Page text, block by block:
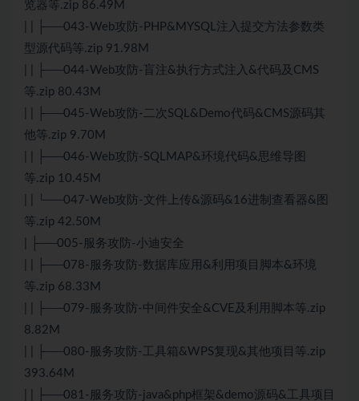
览器等.zip 86.49M
| | ├──043-Web攻防-PHP&MYSQL注入提交方法参数类
型源代码等.zip 91.98M
| | ├──044-Web攻防-盲注&执行方式注入&代码及CMS
等.zip 80.43M
| | ├──045-Web攻防-二次SQL&Demo代码&CMS源码其
他等.zip 9.70M
| | ├──046-Web攻防-SQLMAP&环境代码&思维导图
等.zip 10.45M
| | └──047-Web攻防-文件上传&源码&16进制查看器&图
等.zip 42.50M
| ├──005-服务攻防-小迪安全
| | ├──078-服务攻防-数据库应用&利用项目脚本&环境
等.zip 68.33M
| | ├──079-服务攻防-中间件安全&CVE及利用脚本等.zip
8.82M
| | ├──080-服务攻防-工具箱&WPS复现&其他项目等.zip
393.64M
| | ├──081-服务攻防-java&php框架&demo源码&工具项目